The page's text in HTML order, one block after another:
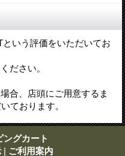
いう評価をいただいてお
ださい。
合、店頭にご用意するま
ております。
ングカート
| ご利用案内